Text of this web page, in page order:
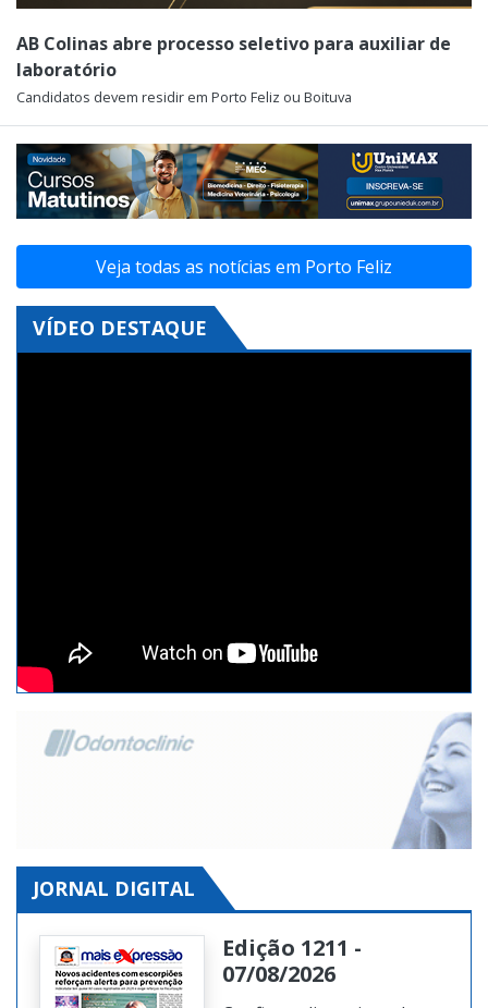
AB Colinas abre processo seletivo para auxiliar de
laboratório
Candidatos devem residir em Porto Feliz ou Boituva
Veja todas as notícias em Porto Feliz
VÍDEO DESTAQUE
JORNAL DIGITAL
Edição 1211 -
07/08/2026